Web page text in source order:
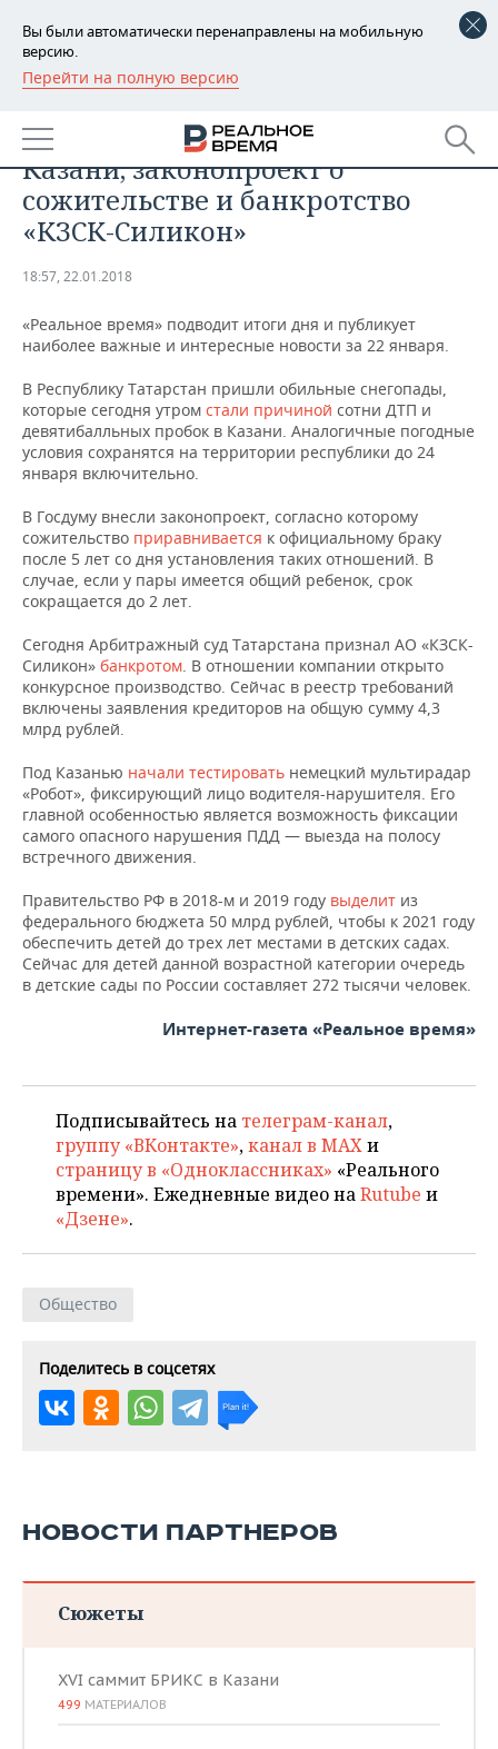
Вы были автоматически перенаправлены на мобильную
версию.
Перейти на полную версию
РЕГИОНЫ
БАШКОРТОСТАН
ТАТАРСТАН
УДМУРТИЯ
НОВОСТИ
АНАЛИТИКА
НОВОСТИ АНАЛИТИКИ
ДЕКЛАРАЦИИ О ДОХОДАХ
КОРОЛИ ГОСЗАКАЗА ПФО
ВУЗЫ ТАТАРСТАНА
КОМУ ПРИНАДЛЕЖАТ
ТОРГОВЫЕ ЦЕНТРЫ
ТАТАРСТАНА
ЭКОНОМИКА
НОВОСТИ ЭКОНОМИКИ
ФИНАНСЫ
БАНКИ
БЮДЖЕТ
ИНВЕСТИЦИИ
ПРОМЫШЛЕННОСТЬ
НОВОСТИ
ПРОМЫШЛЕННОСТИ
АГРОПРОМ
МАШИНОСТРОЕНИЕ
НЕФТЬ
ОПК
ЭНЕРГЕТИКА
НЕДВИЖИМОСТЬ
НОВОСТИ НЕДВИЖИМОСТИ
АВТО
НОВОСТИ АВТО
БИЗНЕС
НОВОСТИ БИЗНЕСА
РОЗНИЧНАЯ ТОРГОВЛЯ
ТРАНСПОРТ
УСЛУГИ
ТЕХНОЛОГИИ
НОВОСТИ ТЕХНОЛОГИЙ
IT
МЕДИА
ТЕЛЕКОММУНИКАЦИИ
МЕРОПРИЯТИЯ
НОВОСТИ МЕРОПРИЯТИЙ
ВЫЕЗДНАЯ РЕДАКЦИЯ
БИЗНЕС-БРАНЧИ
ONLINE-КОНФЕРЕНЦИИ
ОТКРЫТАЯ ЛЕКЦИЯ
СПОРТ
НОВОСТИ СПОРТА
ФУТБОЛ
ХОККЕЙ
БАСКЕТБОЛ
ВОЛЕЙБОЛ
КИБЕРСПОРТ
ФИГУРНОЕ КАТАНИЕ
ВОДНЫЕ ВИДЫ СПОРТА
ОБЩЕСТВО
НОВОСТИ ОБЩЕСТВА
ВЛАСТЬ
ИНФРАСТРУКТУРА
ИСТОРИЯ
КУЛЬТУРА
МЕДИЦИНА
ОБРАЗОВАНИЕ
ФОТОГАЛЕРЕЯ
СЮЖЕТЫ
СПРАВОЧНИК
СПИСОК ПЕРСОН
СПИСОК КОМПАНИЙ
ПОЛНАЯ ВЕРСИЯ
Итоги дня: снежные заносы в
Казани, законопроект о
сожительстве и банкротство
«КЗСК-Силикон»
18:57, 22.01.2018
«Реальное время» подводит итоги дня и публикует
наиболее важные и интересные новости за 22 января.
В Республику Татарстан пришли обильные снегопады,
которые сегодня утром стали причиной сотни ДТП и
девятибалльных пробок в Казани. Аналогичные погодные
условия сохранятся на территории республики до 24
января включительно.
В Госдуму внесли законопроект, согласно которому
сожительство приравнивается к официальному браку
после 5 лет со дня установления таких отношений. В
случае, если у пары имеется общий ребенок, срок
сокращается до 2 лет.
Сегодня Арбитражный суд Татарстана признал АО «КЗСК-
Силикон» банкротом. В отношении компании открыто
конкурсное производство. Сейчас в реестр требований
включены заявления кредиторов на общую сумму 4,3
млрд рублей.
Под Казанью начали тестировать немецкий мультирадар
«Робот», фиксирующий лицо водителя-нарушителя. Его
главной особенностью является возможность фиксации
самого опасного нарушения ПДД — выезда на полосу
встречного движения.
Правительство РФ в 2018-м и 2019 году выделит из
федерального бюджета 50 млрд рублей, чтобы к 2021 году
обеспечить детей до трех лет местами в детских садах.
Сейчас для детей данной возрастной категории очередь
в детские сады по России составляет 272 тысячи человек.
Интернет-газета «Реальное время»
Подписывайтесь на телеграм-канал,
группу «ВКонтакте»,канал в MAXи
страницу в «Одноклассниках» «Реального
времени». Ежедневные видео наRutube и
«Дзене».
Общество
Поделитесь в соцсетях
НОВОСТИ ПАРТНЕРОВ
Сюжеты
XVI саммит БРИКС в Казани
499 МАТЕРИАЛОВ